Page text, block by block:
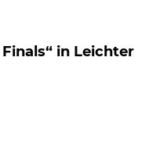
in Leichter